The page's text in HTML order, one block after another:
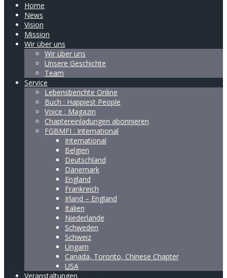
Home
News
Vision
Mission
Wir über uns
Wir über uns
Unsere Geschichte
Team
Service
Lebensberichte Online
Buch : Happiest People
Voice : Magazin
Chaptereinladungen abonnieren
FGBMFI : International
International
Belgien
Deutschland
Dänemark
England
Frankreich
Irland – England
Italien
Niederlande
Schweden
Schweiz
Ungarn
Canada, Toronto, Chinese Chapter
USA
Veranstaltungen